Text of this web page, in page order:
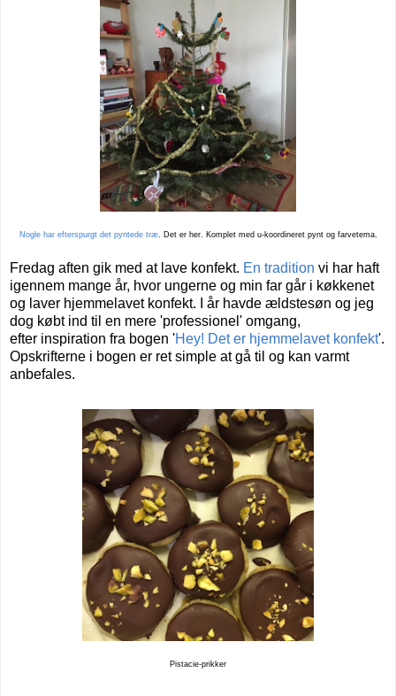
Nogle har efterspurgt det pyntede træ. Det er her. Komplet med u-koordineret pynt og farvetema.
Fredag aften gik med at lave konfekt. En tradition vi har haft
igennem mange år, hvor ungerne og min far går i køkkenet
og laver hjemmelavet konfekt. I år havde ældstesøn og jeg
dog købt ind til en mere 'professionel' omgang,
efter inspiration fra bogen 'Hey! Det er hjemmelavet konfekt'.
Opskrifterne i bogen er ret simple at gå til og kan varmt
anbefales.
Pistacie-prikker